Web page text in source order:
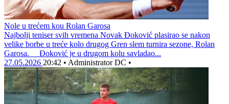
Nole u trećem kou Rolan Garosa
Najbolji teniser svih vremena Novak Đoković plasirao se nakon
velike borbe u treće kolo drugog Gren slem turnira sezone, Rolan
Garosa. Đoković je u drugom kolu savladao...
27.05.2026 20:42 • Administrator DC •